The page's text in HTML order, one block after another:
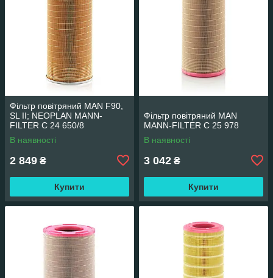
Фільтр повітряний MAN F90,
SL II; NEOPLAN MANN-
FILTER C 24 650/8
В наявності
2 849 ₴
Купити
Фільтр повітряний MAN
MANN-FILTER C 25 978
В наявності
3 042 ₴
Купити